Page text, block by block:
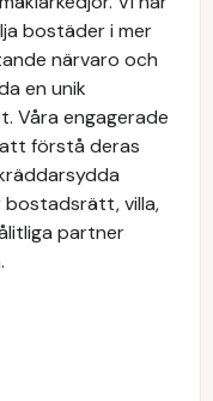
bostäder i mer
närvaro och
en unik
Våra engagerade
förstå deras
villa,
partner